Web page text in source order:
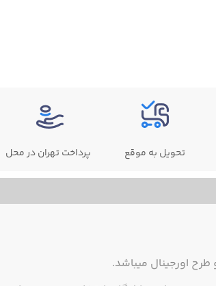
تحویل به موقع پرداخت تهران در محل
اورجینال میباشد.